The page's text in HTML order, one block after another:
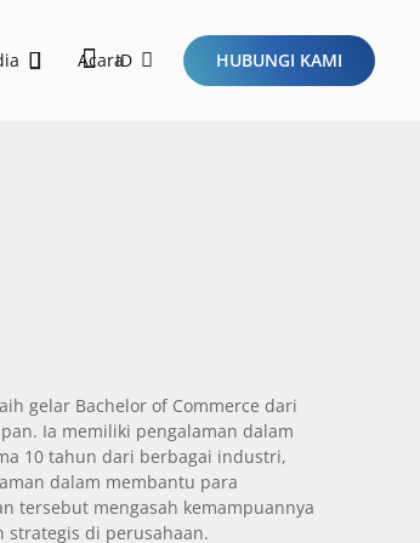
AcaraID HUBUNGI KAMI
gelar Bachelor of Commerce dari
Ia memiliki pengalaman dalam
10 tahun dari berbagai industri,
dalam membantu para
tersebut mengasah kemampuannya
strategis di perusahaan.